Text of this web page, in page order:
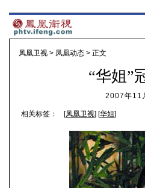
凤凰卫视 > 凤凰动态 > 正文
“华姐”
2007年11
相关标签： [凤凰卫视] [华姐]